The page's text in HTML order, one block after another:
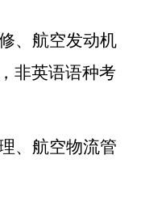
、航空发动机
非英语语种考
、航空物流管